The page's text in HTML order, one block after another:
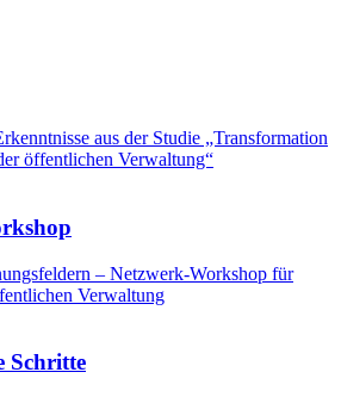
aus der Studie „Transformation
öffentlichen Verwaltung“
– Netzwerk-Workshop für
Verwaltung
Schritte